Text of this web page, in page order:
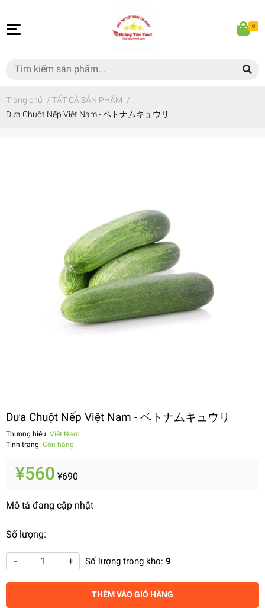
0
Trang chủ / TẤT CẢ SẢN PHẨM /
Dưa Chuột Nếp Việt Nam - ベトナムキュウリ
Dưa Chuột Nếp Việt Nam - ベトナムキュウリ
Thương hiệu: Việt Nam
Tình trạng: Còn hàng
¥560 ¥690
Mô tả đang cập nhật
Số lượng:
- + Số lượng trong kho: 9
THÊM VÀO GIỎ HÀNG